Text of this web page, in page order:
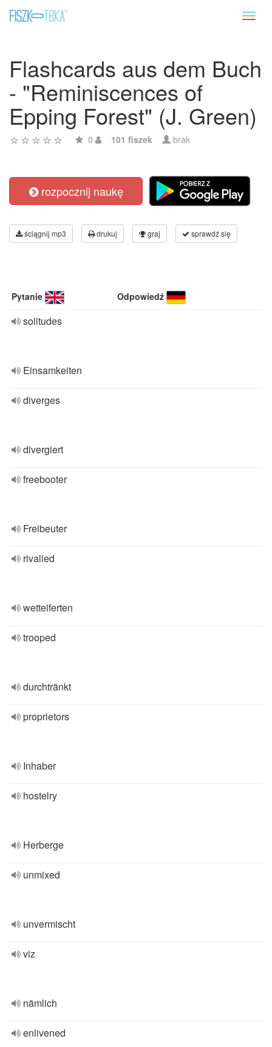
Flashcards aus dem Buch
- "Reminiscences of
Epping Forest" (J. Green)
0 101 fiszek brak
rozpocznij naukę
ściągnij mp3 drukuj graj sprawdź się
Pytanie Odpowiedź
solitudes
Einsamkeiten
diverges
divergiert
freebooter
Freibeuter
rivalled
wetteiferten
trooped
durchtränkt
proprietors
Inhaber
hostelry
Herberge
unmixed
unvermischt
viz
nämlich
enlivened